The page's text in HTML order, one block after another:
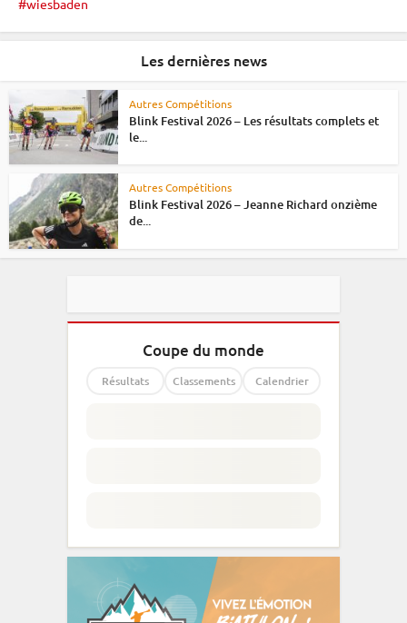
wiesbaden
Les dernières news
Autres Compétitions
Blink Festival 2026 – Les résultats complets et
le...
Autres Compétitions
Blink Festival 2026 – Jeanne Richard onzième
de...
Coupe du monde
Résultats Classements Calendrier